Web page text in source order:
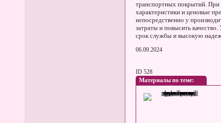
транспортных покрытий. При
характеристики и ценовые
непосредственно у
затраты и повысить
срок службы и высокую
06.09.2024
ID 528
Материалы по теме: